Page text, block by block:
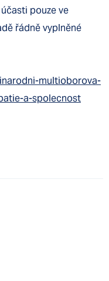
pouze ve
řádně vyplněné
multioborova-
a-spolecnost